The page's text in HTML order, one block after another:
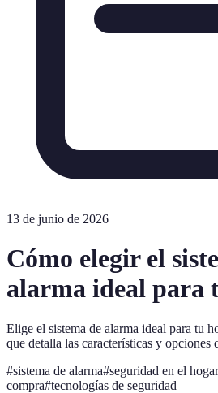
13 de junio de 2026
Cómo elegir el
alarma ideal para
Elige el sistema de alarma ideal para tu
que detalla las características y opciones
#sistema de alarma#seguridad en el hogar
compra#tecnologías de seguridad